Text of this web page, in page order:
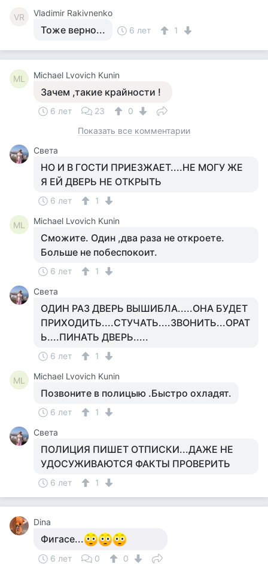
VR Vladimir Rakivnenko
Тоже верно... 6 лет 1
ML Michael Lvovich Kunin
Зачем ,такие крайности !
6 лет 23
0
Показать все комментарии
Света
НО И В ГОСТИ ПРИЕЗЖАЕТ....НЕ МОГУ ЖЕ
Я ЕЙ ДВЕРЬ НЕ ОТКРЫТЬ
6 лет 1
ML Michael Lvovich Kunin
Сможите. Один ,два раза не откроете.
Больше не побеспокоит.
6 лет
1
Света
ОДИН РАЗ ДВЕРЬ ВЫШИБЛА.....ОНА БУДЕТ
ПРИХОДИТЬ....СТУЧАТЬ....ЗВОНИТЬ...ОРАТ
Ь....ПИНАТЬ ДВЕРЬ.....
6 лет 1
ML Michael Lvovich Kunin
Позвоните в полицыю .Быстро охладят.
6 лет
1
Света
ПОЛИЦИЯ ПИШЕТ ОТПИСКИ...ДАЖЕ НЕ
УДОСУЖИВАЮТСЯ ФАКТЫ ПРОВЕРИТЬ
6 лет 1
Dina
Фигасе...
6 лет 0 0